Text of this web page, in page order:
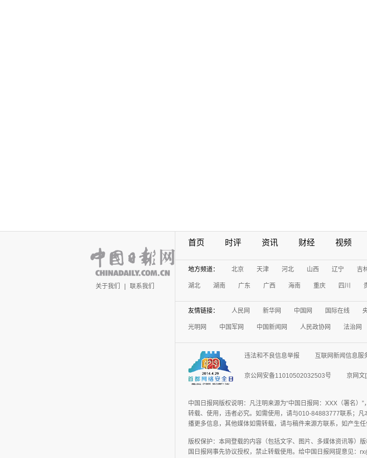
关于我们 联系我们
首页 时评 资讯 财经 视频
地方频道： 北京 天津 河北 山西 辽宁 吉
湖北 湖南 广东 广西 海南 重庆 四川
友情链接： 人民网 新华网 中国网 国际在线
光明网 中国军网 中国新闻网 人民政协网 法治网
违法和不良信息举报 互联网新闻信息
京公网安备11010502032503号 京网文
中国日报网版权说明：凡注明来源为“中国日报网：XXX（署名
转载、使用，违者必究。如需使用，请与010-84883777联系；
播更多信息，其他媒体如需转载，请与稿件来源方联系，如产生任
版权保护：本网登载的内容（包括文字、图片、多媒体资讯等）
国日报网事先协议授权，禁止转载使用。给中国日报网提意见：